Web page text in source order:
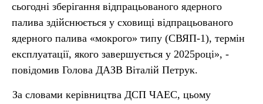
сьогодні зберігання відпрацьованого ядерного
палива здійснюється у сховищі відпрацьованого
ядерного палива «мокрого» типу (СВЯП-1), термін
експлуатації, якого завершується у 2025році», -
повідомив Голова ДАЗВ Віталій Петрук.
За словами керівництва ДСП ЧАЕС, цьому